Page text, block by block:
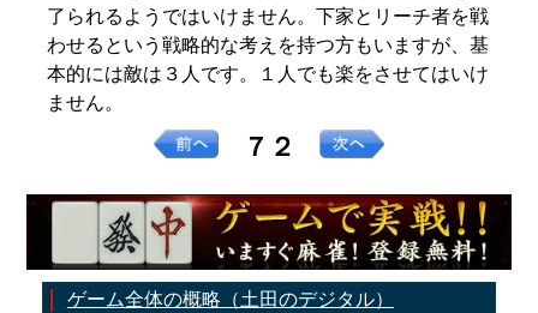
了られるようではいけません。下家とリーチ者を戦
わせるという戦略的な考えを持つ方もいますが、基
本的には敵は３人です。１人でも楽をさせてはいけ
ません。
７２
ゲーム全体の概略（土田のデジタル）